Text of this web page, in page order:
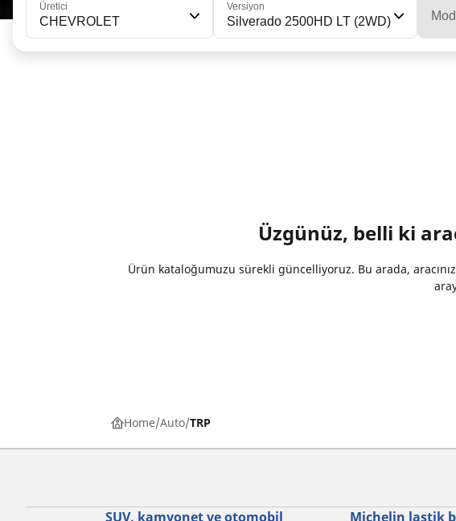
Üretici
CHEVROLET
Versiyon
Silverado 2500HD LT (2WD)
Üzgünüz, belli ki
Ürün kataloğumuzu sürekli güncelliyoruz. Bu arada,
Home Auto TRP
SUV, kamyonet ve otomobil Michelin lastik